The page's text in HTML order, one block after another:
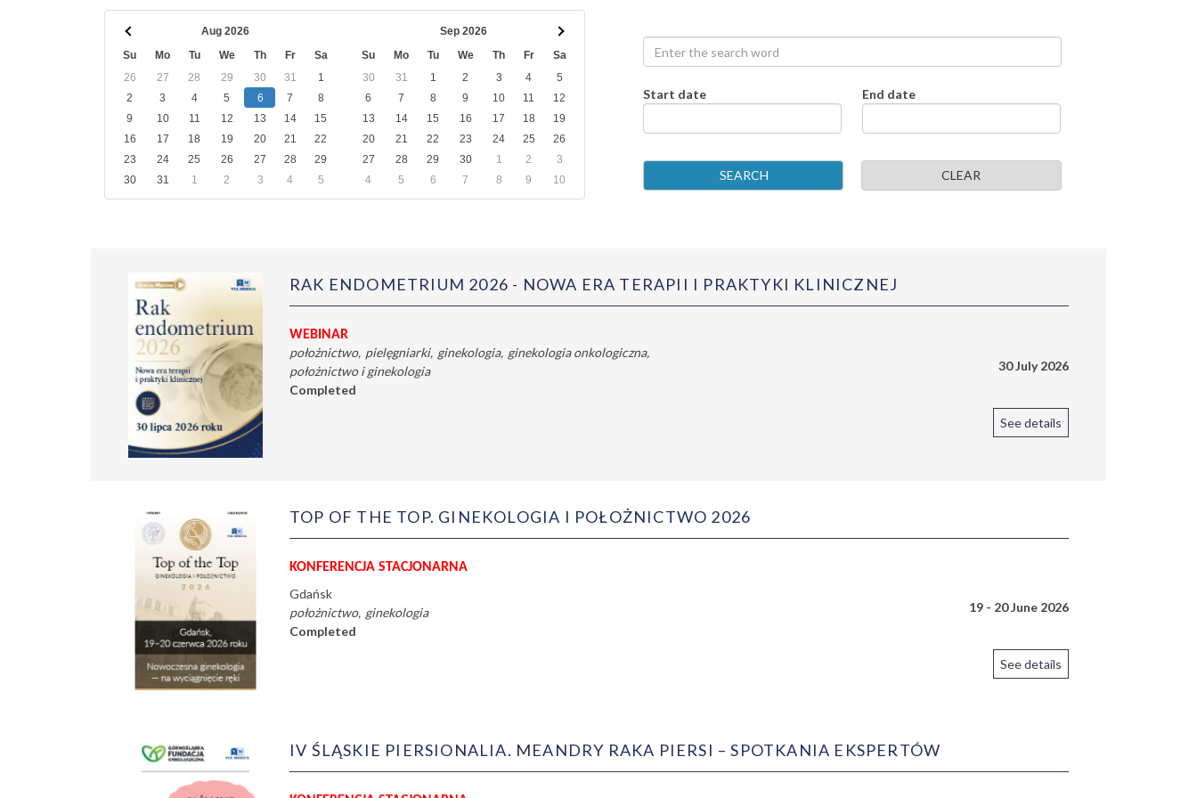
Aug 2026
Su
Mo Tu We Th Fr
Sa
26
27 28 29 30 31
1
2
3 4 5 6 7
8
9
10 11 12 13 14
15
16
17 18 19 20 21
22
23
24 25 26 27 28
29
30
31 1 2 3 4 5
Sep 2026
Su
Mo Tu We Th Fr
Sa
30
31 1 2 3 4
5
6
7 8 9 10 11
12
13
14 15 16 17 18
19
20
21 22 23 24 25
26
27
28 29 30 1 2
3
4
5 6 7 8 9 10
Start date End date
SEARCH CLEAR
RAK ENDOMETRIUM 2026 - NOWA ERA TERAPII I PRAKTYKI KLINICZNEJ
WEBINAR
30 July 2026
położnictwo pielęgniarki ginekologia ginekologia onkologiczna
położnictwo i ginekologia
Completed
See details
TOP OF THE TOP. GINEKOLOGIA I POŁOŻNICTWO 2026
KONFERENCJA STACJONARNA
Gdańsk
19 - 20 June 2026
położnictwo ginekologia
Completed
See details
IV ŚLĄSKIE PIERSIONALIA. MEANDRY RAKA PIERSI – SPOTKANIA EKSPERTÓW